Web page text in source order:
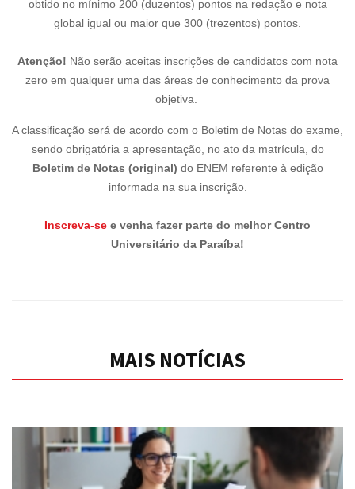
obtido no mínimo 200 (duzentos) pontos na redação e nota
global igual ou maior que 300 (trezentos) pontos.
Atenção! Não serão aceitas inscrições de candidatos com nota
zero em qualquer uma das áreas de conhecimento da prova
objetiva.
A classificação será de acordo com o Boletim de Notas do exame,
sendo obrigatória a apresentação, no ato da matrícula, do
Boletim de Notas (original) do ENEM referente à edição
informada na sua inscrição.
Inscreva-se e venha fazer parte do melhor Centro
Universitário da Paraíba!
MAIS NOTÍCIAS